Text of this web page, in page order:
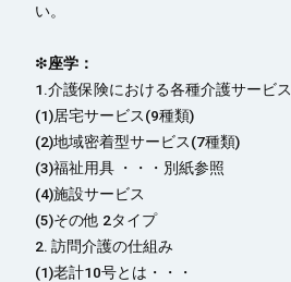
い。
❇座学：
1.介護保険における各種介護サービス
(1)居宅サービス(9種類)
(2)地域密着型サービス(7種類)
(3)福祉用具 ・・・別紙参照
(4)施設サービス
(5)その他 2タイプ
2. 訪問介護の仕組み
(1)老計10号とは・・・